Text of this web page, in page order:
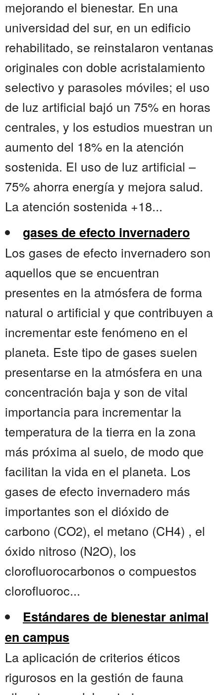
mejorando el bienestar. En una
universidad del sur, en un edificio
rehabilitado, se reinstalaron ventanas
originales con doble acristalamiento
selectivo y parasoles móviles; el uso
de luz artificial bajó un 75% en horas
centrales, y los estudios muestran un
aumento del 18% en la atención
sostenida. El uso de luz artificial –
75% ahorra energía y mejora salud.
La atención sostenida +18...
gases de efecto invernadero
Los gases de efecto invernadero son
aquellos que se encuentran
presentes en la atmósfera de forma
natural o artificial y que contribuyen a
incrementar este fenómeno en el
planeta. Este tipo de gases suelen
presentarse en la atmósfera en una
concentración baja y son de vital
importancia para incrementar la
temperatura de la tierra en la zona
más próxima al suelo, de modo que
facilitan la vida en el planeta. Los
gases de efecto invernadero más
importantes son el dióxido de
carbono (CO2), el metano (CH4) , el
óxido nitroso (N2O), los
clorofluorocarbonos o compuestos
clorofluoroc...
Estándares de bienestar animal
en campus
La aplicación de criterios éticos
rigurosos en la gestión de fauna